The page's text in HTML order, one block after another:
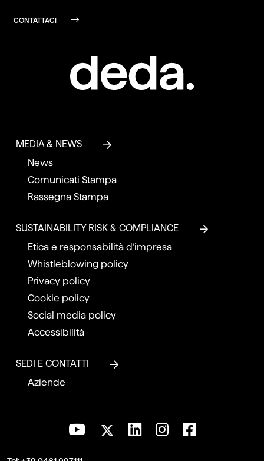
CONTATTACI
MEDIA & NEWS
News
Comunicati Stampa
Rassegna Stampa
SUSTAINABILITY RISK & COMPLIANCE
Etica e responsabilità d’impresa
Whistleblowing policy
Privacy policy
Cookie policy
Social media policy
Accessibilità
SEDI E CONTATTI
Aziende